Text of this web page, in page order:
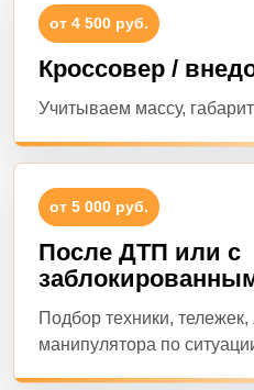
от 4 500 руб.
Кроссовер /
Учитываем массу,
от 5 000 руб.
После ДТП или с
Подбор техники,
манипулятора по